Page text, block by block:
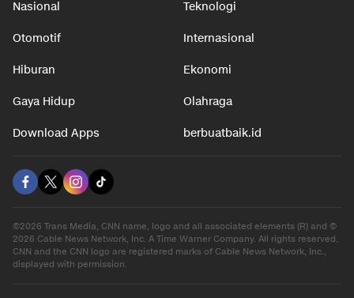
Nasional Teknologi
Otomotif Internasional
Hiburan Ekonomi
Gaya Hidup Olahraga
Download Apps berbuatbaik.id
©2026 Trans Media, CNN name, logo and all associated elements (R) and ©
2026 Cable News Network, Inc. A Time Warner Company. All rights reserved.
CNN and the CNN logo are registered marks of Cable News Network, Inc.,
displayed with permission.